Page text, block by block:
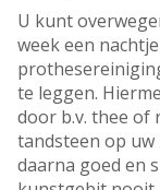
U kunt
week een
te leggen.
door b.v. thee of
tandsteen op
daarna goed en